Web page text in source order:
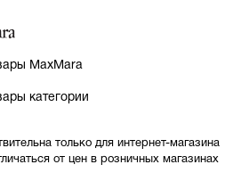
MaxMara
категории
только для интернет-магазина
от цен в розничных магазинах